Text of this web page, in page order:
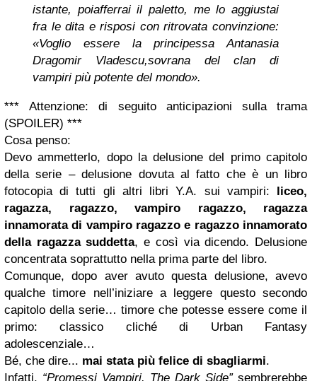
istante, poiafferrai il paletto, me lo aggiustai
fra le dita e risposi con ritrovata convinzione:
«Voglio essere la principessa Antanasia
Dragomir Vladescu,sovrana del clan di
vampiri più potente del mondo».
***Attenzione: di seguito anticipazioni sulla trama
(SPOILER) ***
Cosa penso:
Devo ammetterlo, dopo la delusione del primo capitolo
della serie – delusione dovuta al fatto che è un libro
fotocopia di tutti gli altri libri Y.A. sui vampiri: liceo,
ragazza, ragazzo, vampiro ragazzo, ragazza
innamorata di vampiro ragazzo e ragazzo innamorato
della ragazza suddetta, e così via dicendo. Delusione
concentrata soprattutto nella prima parte del libro.
Comunque, dopo aver avuto questa delusione, avevo
qualche timore nell’iniziare a leggere questo secondo
capitolo della serie… timore che potesse essere come il
primo: classico cliché di Urban Fantasy
adolescenziale…
Bé, che dire... mai stata più felice di sbagliarmi.
Infatti, “Promessi Vampiri. The Dark Side”sembrerebbe